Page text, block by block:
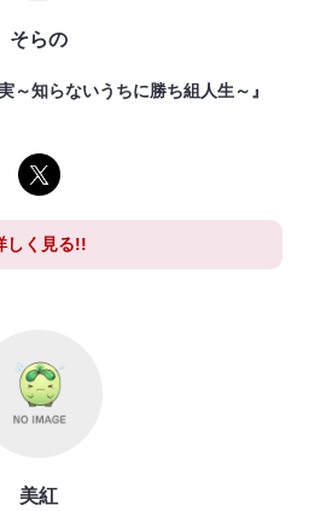
そらの
～知らないうちに勝ち組人生～』
しく見る!!
美紅